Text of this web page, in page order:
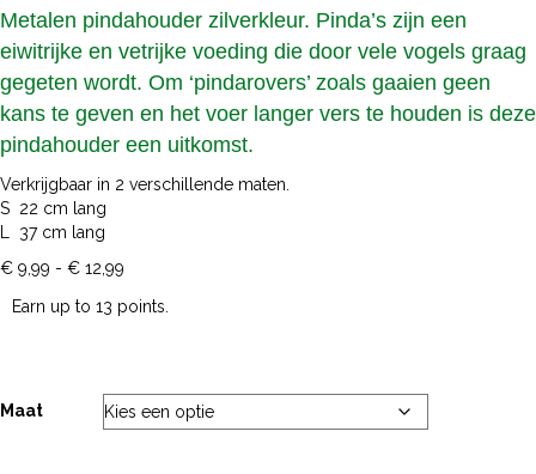
Metalen pindahouder zilverkleur. Pinda’s zijn een
eiwitrijke en vetrijke voeding die door vele vogels graag
gegeten wordt. Om ‘pindarovers’ zoals gaaien geen
kans te geven en het voer langer vers te houden is deze
pindahouder een uitkomst.
Verkrijgbaar in 2 verschillende maten.
S 22 cm lang
L 37 cm lang
€ 9,99 - € 12,99
tot
Earn up to 13 points.
Maat